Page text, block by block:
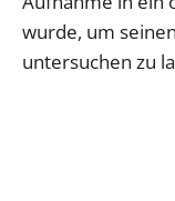
wurde, um
untersuchen zu